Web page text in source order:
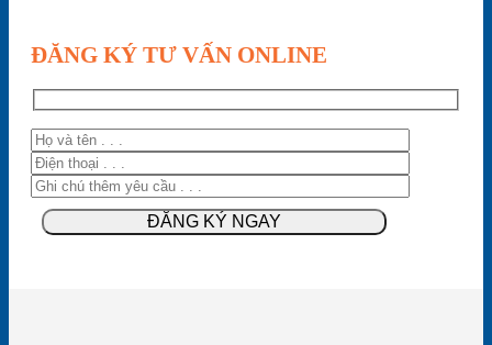
ĐĂNG KÝ TƯ VẤN ONLINE